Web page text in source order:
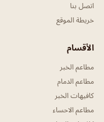
اتصل بنا
خريطة الموقع
الأقسام
مطاعم الخبر
مطاعم الدمام
كافيهات الخبر
مطاعم الاحساء